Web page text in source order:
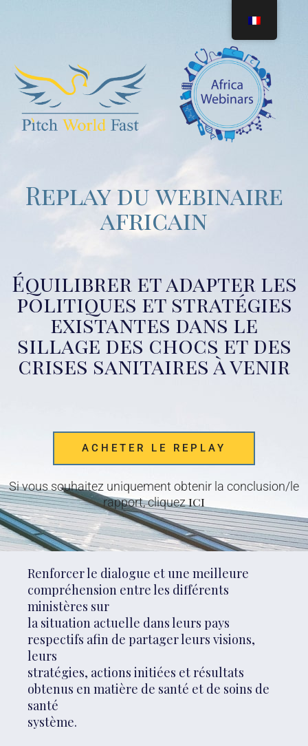
Replay du webinaire
africain
Équilibrer et adapter les
politiques et stratégies
existantes dans le
sillage des chocs et des
crises sanitaires à venir
ACHETER LE REPLAY
Si vous souhaitez uniquement obtenir la conclusion/le
rapport, cliquezici
Renforcer le dialogue et une meilleure
compréhension entre les différents
ministères sur
la situation actuelle dans leurs pays
respectifs afin de partager leurs visions,
leurs
stratégies, actions initiées et résultats
obtenus en matière de santé et de soins de
santé
système.